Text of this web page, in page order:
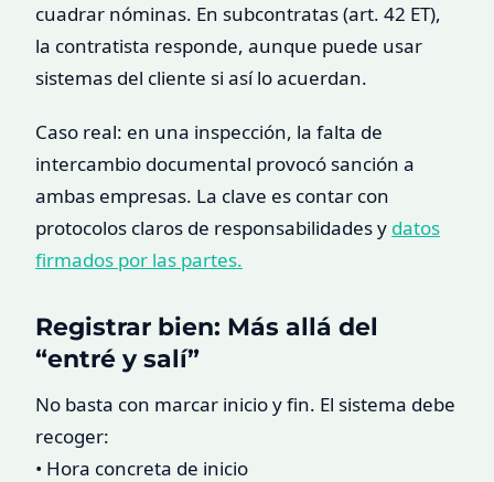
cuadrar nóminas. En subcontratas (art. 42 ET),
la contratista responde, aunque puede usar
sistemas del cliente si así lo acuerdan.
Caso real: en una inspección, la falta de
intercambio documental provocó sanción a
ambas empresas. La clave es contar con
protocolos claros de responsabilidades y datos
firmados por las partes.
Registrar bien: Más allá del
“entré y salí”
No basta con marcar inicio y fin. El sistema debe
recoger:
• Hora concreta de inicio